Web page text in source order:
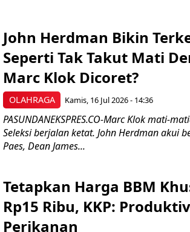
OLAHRAGA
John Herdman Bikin
Seperti Tak Takut Mati
Marc Klok Dicoret?
Kamis, 16 Jul 2026 - 14:36
PASUNDANEKSPRES.CO-Marc Klok mati-
Seleksi berjalan ketat. John Herdman akui
Paes, Dean James...
Tetapkan Harga BBM
Rp15 Ribu, KKP:
Perikanan